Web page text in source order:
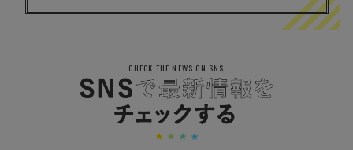
CHECK THE NEWS ON SNS